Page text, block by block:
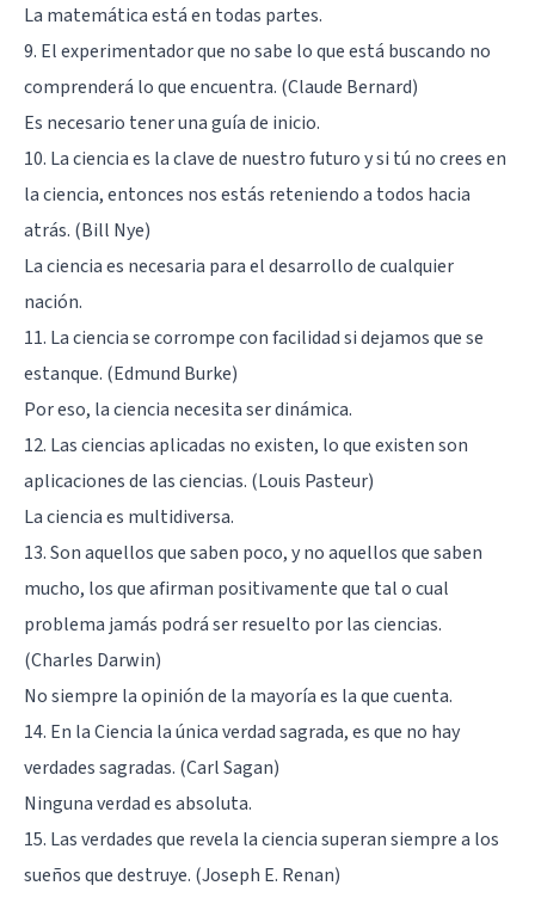
La matemática está en todas partes.
9. El experimentador que no sabe lo que está buscando no
comprenderá lo que encuentra. (Claude Bernard)
Es necesario tener una guía de inicio.
10. La ciencia es la clave de nuestro futuro y si tú no crees en
la ciencia, entonces nos estás reteniendo a todos hacia
atrás. (Bill Nye)
La ciencia es necesaria para el desarrollo de cualquier
nación.
11. La ciencia se corrompe con facilidad si dejamos que se
estanque. (Edmund Burke)
Por eso, la ciencia necesita ser dinámica.
12. Las ciencias aplicadas no existen, lo que existen son
aplicaciones de las ciencias. (Louis Pasteur)
La ciencia es multidiversa.
13. Son aquellos que saben poco, y no aquellos que saben
mucho, los que afirman positivamente que tal o cual
problema jamás podrá ser resuelto por las ciencias.
(Charles Darwin)
No siempre la opinión de la mayoría es la que cuenta.
14. En la Ciencia la única verdad sagrada, es que no hay
verdades sagradas. (Carl Sagan)
Ninguna verdad es absoluta.
15. Las verdades que revela la ciencia superan siempre a los
sueños que destruye. (Joseph E. Renan)